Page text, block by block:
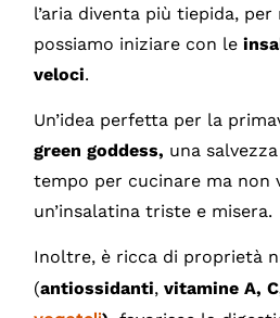
l’aria diventa più tiepida,
possiamo iniziare con le
veloci.
Un’idea perfetta per la
green goddess, una
tempo per cucinare ma non
un’insalatina triste e misera.
Inoltre, è ricca di proprietà
(antiossidanti,vitamine A,